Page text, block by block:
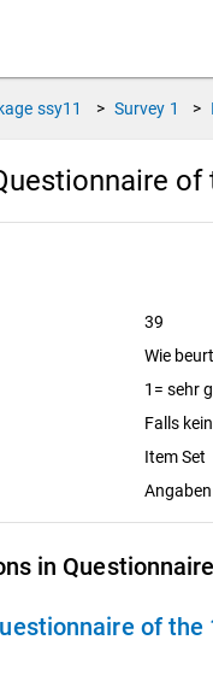
ssy11 > Survey 1 >
of
39
Wie
1= sehr
Falls
Item Set
in Questionnaire
of the